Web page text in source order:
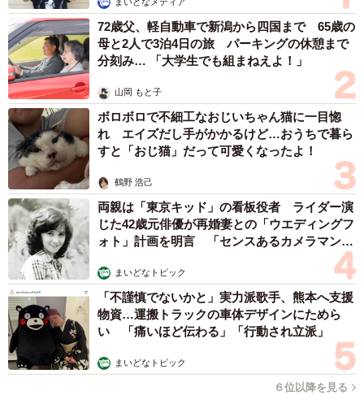
聞くも涙、語るも涙。学生の間は、お金のことを気にせず
勉学に励む環境であることが理想ですが…。
「大人になった今は、経済状況は人それぞれ違うことが当
然だとわかります。だからこそ、誰かの事情を揶揄するよ
うな態度はとりたくないと思います」とTさん。最後に、こ
う締めくくりました。「楽しく遊ぶ同級生を尻目に、毎月
のしかかる学費にあえぐ日々は辛かったです。でもそんな
経験が、自分の中に『人の背景を想像する気持ち』を育て
てくれたのかもしれません」
学費を必死に工面した日々は、Tさんにお金の大切さと人の
背景を想像する力をくれました。ちょっとしたひと言が誰
かを傷つけることもあるーーだからこそ、思いやりをもっ
て人と接していきたいものですね。
まいどなメディア
72歳父、軽自動車で新潟から四国まで 65歳の
母と2人で3泊4日の旅 パーキングの休憩まで
分刻み… 「大学生でも組まねえよ！」
山岡 もと子
ボロボロで不細工なおじいちゃん猫に一目惚
れ エイズだし手がかかるけど…おうちで暮ら
すと「おじ猫」だって可愛くなったよ！
鶴野 浩己
両親は「東京キッド」の看板役者 ライダー演
じた42歳元俳優が再婚妻との「ウエディングフ
ォト」計画を明言 「センスあるカメラマン求
まいどなトピック
「不謹慎でないかと」実力派歌手、熊本へ支援
物資…運搬トラックの車体デザインにためら
い 「痛いほど伝わる」「行動され立派」
まいどなトピック
６位以降を見る